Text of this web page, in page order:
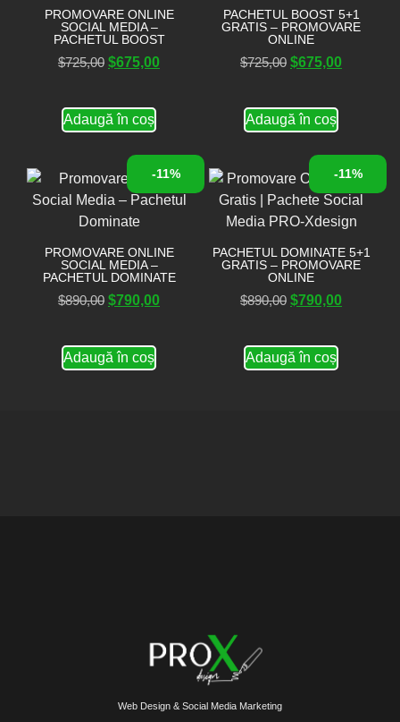
PROMOVARE ONLINE
SOCIAL MEDIA –
PACHETUL BOOST
$725,00 $675,00
Adaugă în coș
PACHETUL BOOST 5+1
GRATIS – PROMOVARE
ONLINE
$725,00 $675,00
Adaugă în coș
-11%
PROMOVARE ONLINE
SOCIAL MEDIA –
PACHETUL DOMINATE
$890,00 $790,00
Adaugă în coș
-11%
PACHETUL DOMINATE 5+1
GRATIS – PROMOVARE
ONLINE
$890,00 $790,00
Adaugă în coș
Web Design & Social Media Marketing